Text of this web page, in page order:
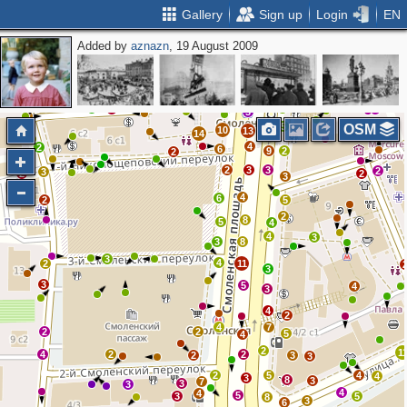
Gallery Sign up Login EN
Added byaznazn, 19 August 2009
4 2
2
2
7
3
3
3
4
6 3
8
5
3
5
2
2 2
4
7
4
5
3
8 3
3
2
3
3
11
5
4
4
3 8
5
3
2
3
2
2 3
2
2
4
3
2
3 3
2
5
5
2 2
3
2
2 3
3 4
2
14
2
10
6
2
13
4
9
3
4
6
8
5
2
4
4
3
3
3
2
2
2
2
4
11
4
4
5
4
OSM